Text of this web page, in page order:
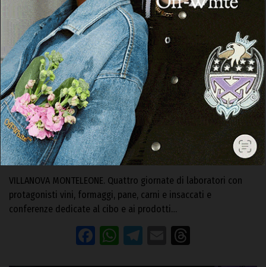
VILLANOVA MONTELEONE
Dal 6 al 10 agosto a Villanova Monteleone
l’atteso evento “Chenamos in carrela”
28 Luglio 2023, 16:17
VILLANOVA MONTELEONE. Quattro giornate di laboratori con
protagonisti vini, formaggi, pane, carni e insaccati e
conferenze dedicate al cibo e ai prodotti…
Facebook
WhatsApp
Telegram
Email